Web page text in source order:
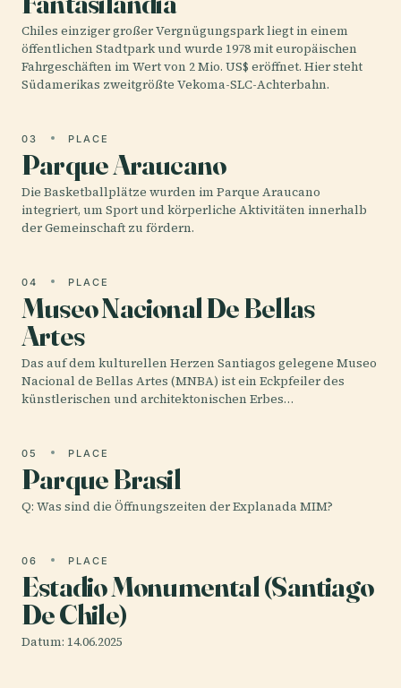
Chiles einziger großer Vergnügungspark liegt in einem
öffentlichen Stadtpark und wurde 1978 mit europäischen
Fahrgeschäften im Wert von 2 Mio. US$ eröffnet. Hier steht
Südamerikas zweitgrößte Vekoma-SLC-Achterbahn.
03 PLACE
Parque Araucano
Die Basketballplätze wurden im Parque Araucano
integriert, um Sport und körperliche Aktivitäten innerhalb
der Gemeinschaft zu fördern.
04 PLACE
Museo Nacional De Bellas
Artes
Das auf dem kulturellen Herzen Santiagos gelegene Museo
Nacional de Bellas Artes (MNBA) ist ein Eckpfeiler des
künstlerischen und architektonischen Erbes…
05 PLACE
Parque Brasil
Q: Was sind die Öffnungszeiten der Explanada MIM?
06 PLACE
Estadio Monumental (Santiago
De Chile)
Datum: 14.06.2025